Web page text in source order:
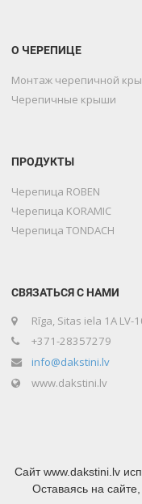
О ЧЕРЕПИЦЕ
Монтаж черепичной
Черепичные крыши
ПРОДУКТЫ
Черепица ROBEN
Черепица KORAMIC
Черепица TONDACH
СВЯЗАТЬСЯ С НАМИ
Rīga, Sitas iela 1A LV-
+371-28357279
info@dakstini.lv
www.dakstini.lv
Сайт www.dakstini.lv
Оставаясь на